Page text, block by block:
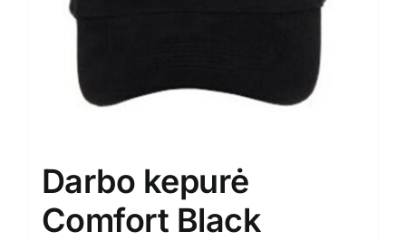
Darbo kepurė
Comfort Black